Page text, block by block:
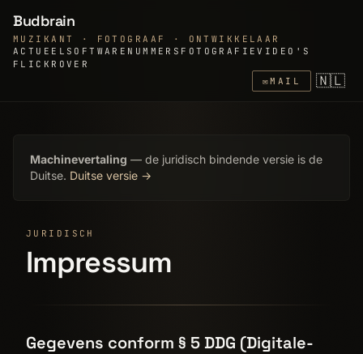
Budbrain
MUZIKANT · FOTOGRAAF · ONTWIKKELAAR
ACTUEEL SOFTWARE NUMMERS FOTOGRAFIEVIDEO'S
FLICKR OVER
✉MAIL 🇳🇱
Machinevertaling — de juridisch bindende versie is de
Duitse. Duitse versie →
JURIDISCH
Impressum
Gegevens conform § 5 DDG (Digitale-